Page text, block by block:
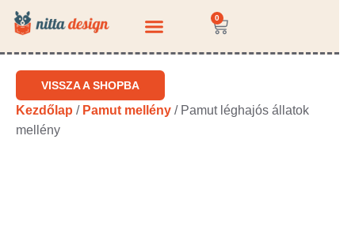
0
VISSZA A SHOPBA
Kezdőlap / Pamut mellény / Pamut léghajós állatok
mellény